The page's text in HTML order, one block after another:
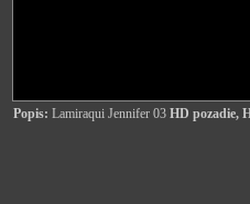
Popis: Lamiraqui Jennifer 03 HD pozadie,